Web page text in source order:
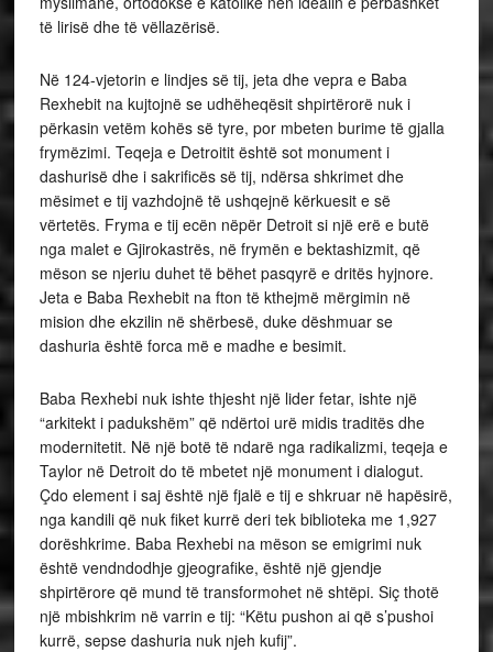
të lirisë dhe të vëllazërisë.
Në 124-vjetorin e lindjes së tij, jeta dhe vepra e Baba
Rexhebit na kujtojnë se udhëheqësit shpirtërorë nuk i
përkasin vetëm kohës së tyre, por mbeten burime të gjalla
frymëzimi. Teqeja e Detroitit është sot monument i
dashurisë dhe i sakrificës së tij, ndërsa shkrimet dhe
mësimet e tij vazhdojnë të ushqejnë kërkuesit e së
vërtetës. Fryma e tij ecën nëpër Detroit si një erë e butë
nga malet e Gjirokastrës, në frymën e bektashizmit, që
mëson se njeriu duhet të bëhet pasqyrë e dritës hyjnore.
Jeta e Baba Rexhebit na fton të kthejmë mërgimin në
mision dhe ekzilin në shërbesë, duke dëshmuar se
dashuria është forca më e madhe e besimit.
Baba Rexhebi nuk ishte thjesht një lider fetar, ishte një
“arkitekt i padukshëm” që ndërtoi urë midis traditës dhe
modernitetit. Në një botë të ndarë nga radikalizmi, teqeja e
Taylor në Detroit do të mbetet një monument i dialogut.
Çdo element i saj është një fjalë e tij e shkruar në hapësirë,
nga kandili që nuk fiket kurrë deri tek biblioteka me 1,927
dorëshkrime. Baba Rexhebi na mëson se emigrimi nuk
është vendndodhje gjeografike, është një gjendje
shpirtërore që mund të transformohet në shtëpi. Siç thotë
një mbishkrim në varrin e tij: “Këtu pushon ai që s’pushoi
kurrë, sepse dashuria nuk njeh kufij”.